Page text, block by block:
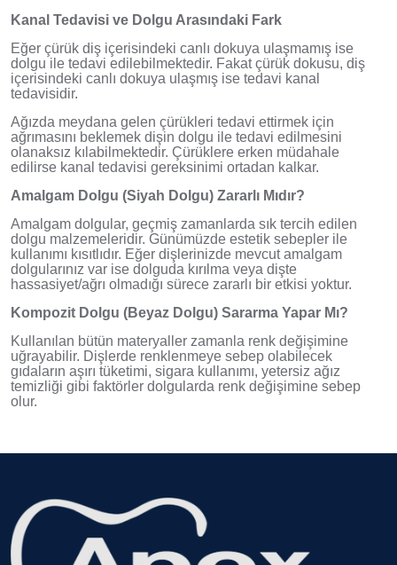
Kanal Tedavisi ve Dolgu Arasındaki Fark
Eğer çürük diş içerisindeki canlı dokuya ulaşmamış ise
dolgu ile tedavi edilebilmektedir. Fakat çürük dokusu, diş
içerisindeki canlı dokuya ulaşmış ise tedavi kanal
tedavisidir.
Ağızda meydana gelen çürükleri tedavi ettirmek için
ağrımasını beklemek dişin dolgu ile tedavi edilmesini
olanaksız kılabilmektedir. Çürüklere erken müdahale
edilirse kanal tedavisi gereksinimi ortadan kalkar.
Amalgam Dolgu (Siyah Dolgu) Zararlı Mıdır?
Amalgam dolgular, geçmiş zamanlarda sık tercih edilen
dolgu malzemeleridir. Günümüzde estetik sebepler ile
kullanımı kısıtlıdır. Eğer dişlerinizde mevcut amalgam
dolgularınız var ise dolguda kırılma veya dişte
hassasiyet/ağrı olmadığı sürece zararlı bir etkisi yoktur.
Kompozit Dolgu (Beyaz Dolgu) Sararma Yapar Mı?
Kullanılan bütün materyaller zamanla renk değişimine
uğrayabilir. Dişlerde renklenmeye sebep olabilecek
gıdaların aşırı tüketimi, sigara kullanımı, yetersiz ağız
temizliği gibi faktörler dolgularda renk değişimine sebep
olur.